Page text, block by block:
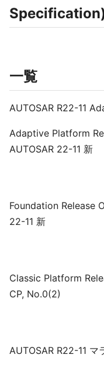
一覧
AUTOSAR R22-11
Adaptive Platform
AUTOSAR 22-11 新
Foundation Release
22-11 新
Classic Platform
CP, No.0(2)
AUTOSAR R22-11 マ